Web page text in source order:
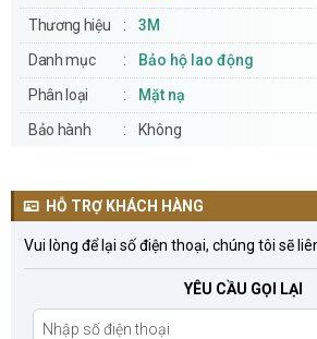
Thương hiệu
3M
Danh mục
Bảo hộ lao động
Phân loại
Mặt nạ
Bảo hành
Không
HỖ TRỢ KHÁCH HÀNG
Vui lòng để lại số điện thoại, chúng tôi sẽ
YÊU CẦU GỌI LẠI